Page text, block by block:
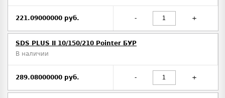
221.09000000 руб. - +
SDS PLUS II 10/150/210 Pointer БУР
В наличии
289.08000000 руб. - +